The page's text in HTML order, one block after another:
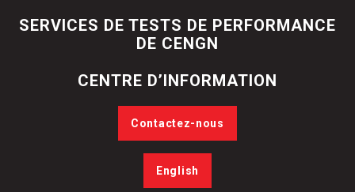
SERVICES DE TESTS DE PERFORMANCE
DE CENGN
CENTRE D’INFORMATION
Contactez-nous
English